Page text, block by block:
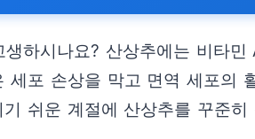
하시나요? 산상추에는 비타
세포 손상을 막고 면역 세포의
쉬운 계절에 산상추를 꾸준